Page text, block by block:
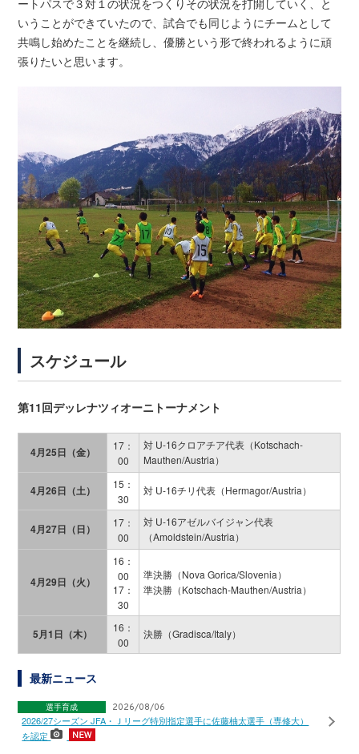
いうことができていたので、試合でも同じようにチームとして
共鳴し始めたことを継続し、優勝という形で終われるように頑
張りたいと思います。
スケジュール
第11回デッレナツィオーニトーナメント
4月25日（金）
17：
00
対 U-16クロアチア代表（Kotschach-
Mauthen/Austria）
4月26日（土）
15：
30
対 U-16チリ代表（Hermagor/Austria）
4月27日（日）
17：
00
対 U-16アゼルバイジャン代表
（Amoldstein/Austria）
4月29日（火）
16：
00
17：
30
準決勝（Nova Gorica/Slovenia）
準決勝（Kotschach-Mauthen/Austria）
5月1日（木）
16：
00
決勝（Gradisca/Italy）
最新ニュース
選手育成 2026/08/06
2026/27シーズン JFA・Ｊリーグ特別指定選手に佐藤柚太選手（専修大）
を認定